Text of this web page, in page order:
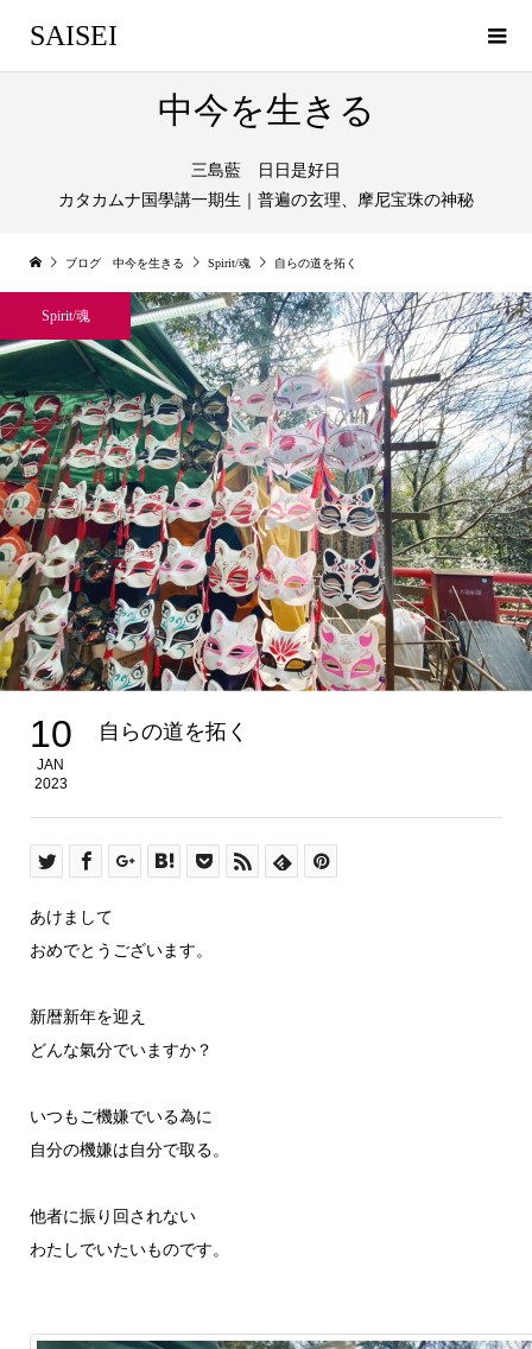
SAISEI
中今を生きる
三島藍 日日是好日
カタカムナ国學講一期生｜普遍の玄理、摩尼宝珠の神秘
ブログ 中今を生きる Spirit/魂 自らの道を拓く
Spirit/魂
10
JAN
2023
自らの道を拓く
あけまして
おめでとうございます。
新暦新年を迎え
どんな氣分でいますか？
いつもご機嫌でいる為に
自分の機嫌は自分で取る。
他者に振り回されない
わたしでいたいものです。